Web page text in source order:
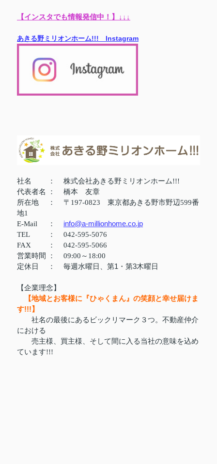
【インスタでも情報発信中！】↓↓↓
あきる野ミリオンホーム!!! Instagram
社名 ：
株式会社あきる野ミリオンホーム!!!
代表者名
：
橋本 友章
所在地
：
〒197-0823 東京都あきる野市野辺599番
地1
E-Mail
： info@a-millionhome.co.jp
TEL ：
042-595-5076
FAX
：
042-595-5066
営業時間
： 09:00～18:00
定休日 ： 毎週水曜日、第1・第3木曜日
【企業理念】
【地域とお客様に『ひゃくまん』の笑顔と幸せ届けま
す!!!】
社名の最後にあるビックリマーク３つ。不動産仲介
における
売主様、買主様、そして間に入る当社の意味を込め
ています!!!